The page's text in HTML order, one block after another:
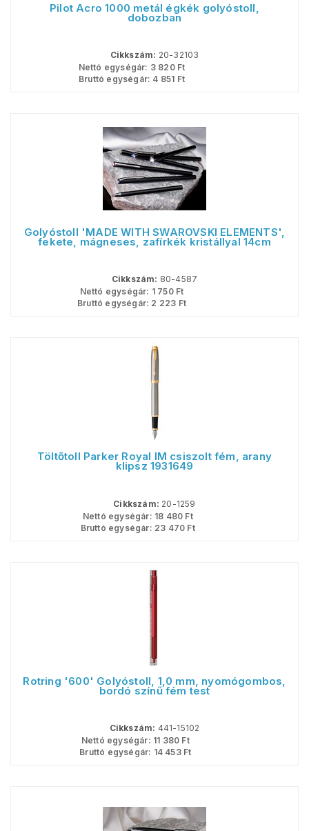
Pilot Acro 1000 metál égkék golyóstoll,
dobozban
Cikkszám: 20-32103
Nettó egységár: 3 820Ft
Bruttó egységár: 4 851 Ft
Golyóstoll 'MADE WITH SWAROVSKI ELEMENTS',
fekete, mágneses, zafírkék kristállyal 14cm
Cikkszám: 80-4587
Nettó egységár: 1 750Ft
Bruttó egységár: 2 223 Ft
Töltőtoll Parker Royal IM csiszolt fém, arany
klipsz 1931649
Cikkszám: 20-1259
Nettó egységár: 18 480 Ft
Bruttó egységár: 23 470 Ft
Rotring '600' Golyóstoll, 1,0 mm, nyomógombos,
bordó színű fém test
Cikkszám: 441-15102
Nettó egységár: 11 380 Ft
Bruttó egységár: 14 453Ft